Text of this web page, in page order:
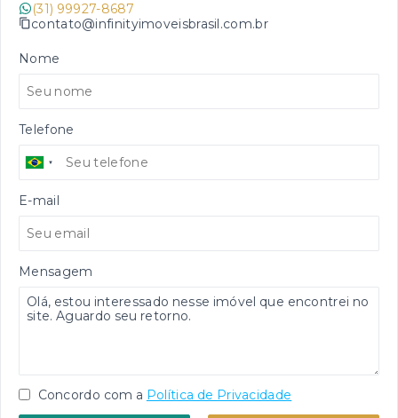
(31) 99927-8687
contato@infinityimoveisbrasil.com.br
Nome
Telefone
E-mail
Mensagem
Concordo com a Política de Privacidade